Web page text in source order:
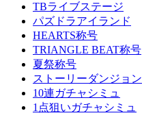
TBライブステージ
パズドラアイランド
HEARTS称号
TRIANGLE BEAT称号
夏祭称号
ストーリーダンジョン
10連ガチャシミュ
1点狙いガチャシミュ